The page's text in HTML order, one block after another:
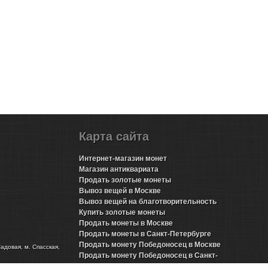
м. Спасская,
Карта сайта
Интернет-магазин монет
Магазин антиквариата
Продать золотые монеты
Вывоз вещей в Москве
Вывоз вещей на благотворительность
Купить золотые монеты
Продать монеты в Москве
Продать монеты в Санкт-Петербурге
Продать монету Победоносец в Москве
Продать монету Победоносец в Санкт-